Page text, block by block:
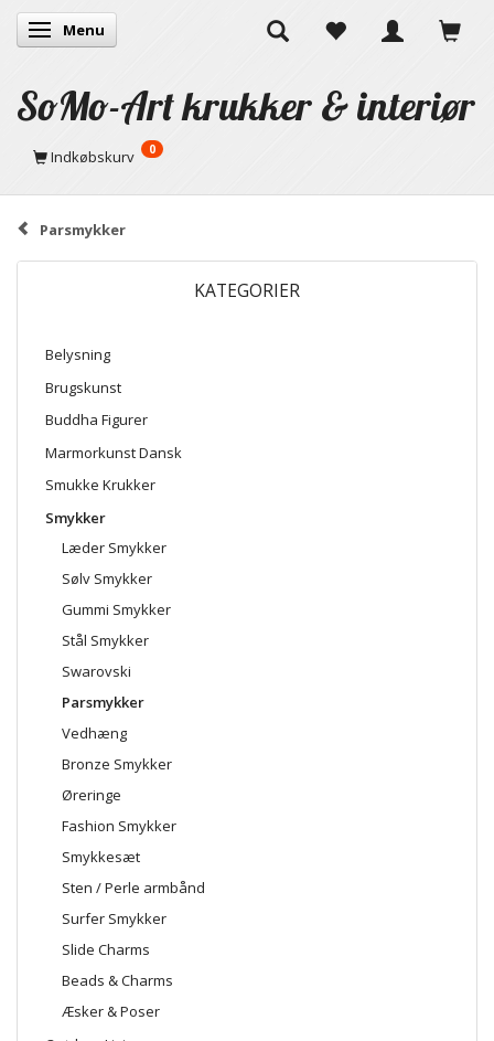
Skifte navigation
Menu
SoMo-Art krukker & interiør
Indkøbskurv 0
Parsmykker
KATEGORIER
Belysning
Brugskunst
Buddha Figurer
Marmorkunst Dansk
Smukke Krukker
Smykker
Læder Smykker
Sølv Smykker
Gummi Smykker
Stål Smykker
Swarovski
Parsmykker
Vedhæng
Bronze Smykker
Øreringe
Fashion Smykker
Smykkesæt
Sten / Perle armbånd
Surfer Smykker
Slide Charms
Beads & Charms
Æsker & Poser